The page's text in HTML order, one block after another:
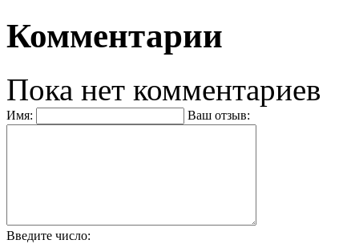
Комментарии
Пока нет комментариев
Имя: Ваш отзыв:
Введите число: